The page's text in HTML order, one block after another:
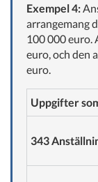
Exempel 4:
arrangemang
100 000 euro.
euro, och den
euro.
Uppgifter
343